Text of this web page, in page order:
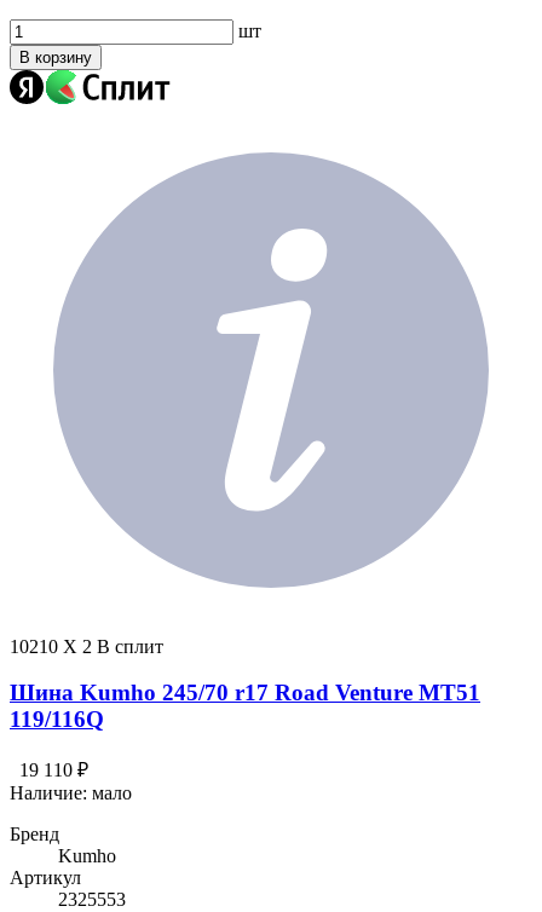
шт
В корзину
10210 X 2 В сплит
Шина Kumho 245/70 r17 Road Venture MT51
119/116Q
19 110 ₽
Наличие: мало
Бренд
Kumho
Артикул
2325553